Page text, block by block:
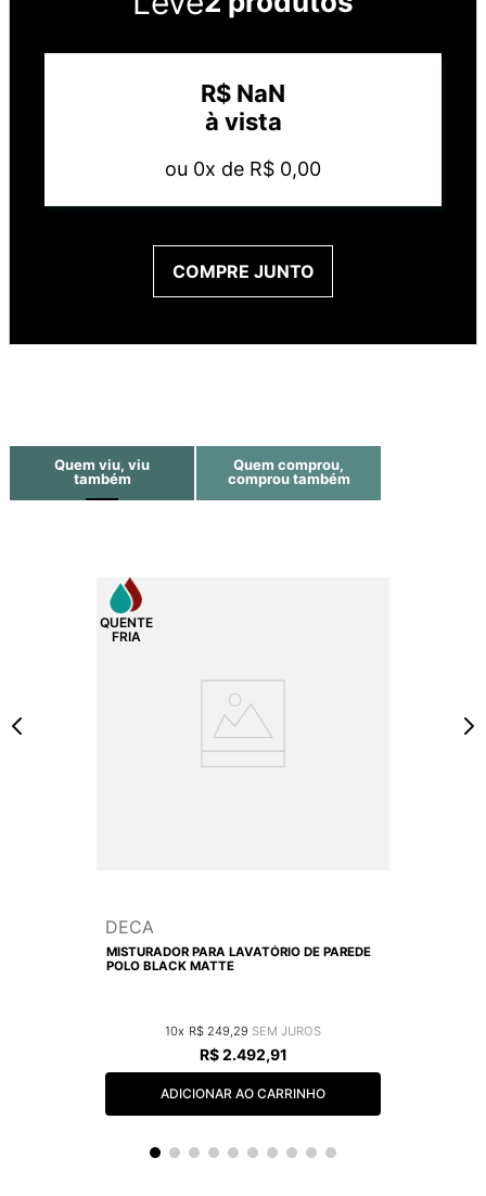
R$ NaN
à vista
ou 0x de R$ 0,00
COMPRE JUNTO
Quem viu, viu
também
Quem comprou,
comprou também
DECA
MISTURADOR PARA LAVATÓRIO DE PAREDE
POLO BLACK MATTE
10 R$ 249 29
R$ 2.492,91
ADICIONAR AO CARRINHO